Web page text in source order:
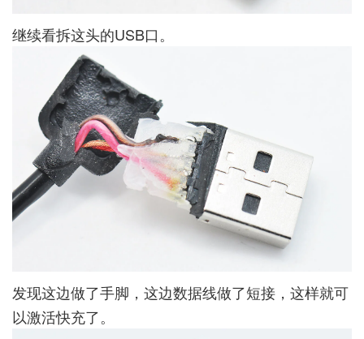
继续看拆这头的USB口。
发现这边做了手脚，这边数据线做了短接，这样就可
以激活快充了。